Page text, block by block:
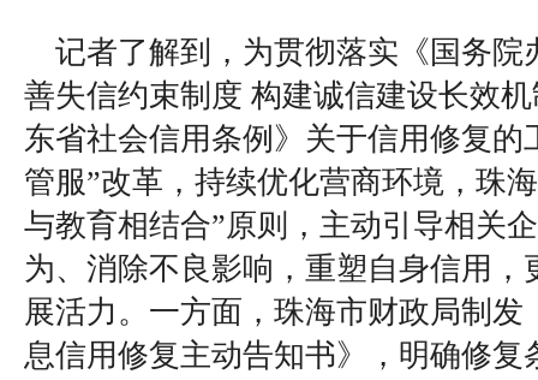
记者了解到，为贯彻落实《国务院
善失信约束制度 构建诚信建设长效
东省社会信用条例》关于信用修复的
管服”改革，持续优化营商环境，珠
与教育相结合”原则，主动引导相关
为、消除不良影响，重塑自身信用，
展活力。一方面，珠海市财政局制发
息信用修复主动告知书》，明确修复